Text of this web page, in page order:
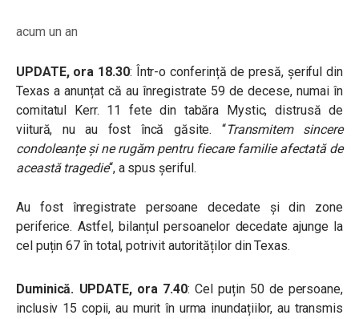
acum un an
UPDATE, ora 18.30: Într-o conferință de presă, șeriful din
Texas a anunțat că au înregistrate 59 de decese, numai în
comitatul Kerr. 11 fete din tabăra Mystic, distrusă de
viitură, nu au fost încă găsite. “Transmitem sincere
condoleanțe și ne rugăm pentru fiecare familie afectată de
această tragedie“, a spus șeriful.
Au fost înregistrate persoane decedate și din zone
periferice. Astfel, bilanțul persoanelor decedate ajunge la
cel puțin 67 în total, potrivit autorităților din Texas.
Duminică. UPDATE, ora 7.40: Cel puțin 50 de persoane,
inclusiv 15 copii, au murit în urma inundațiilor, au transmis